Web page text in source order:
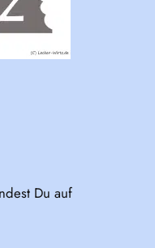
Du auf